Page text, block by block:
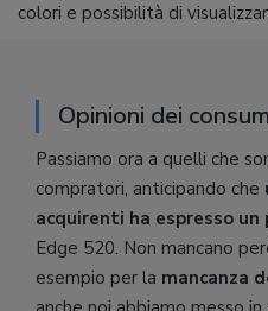
colori e possibilità di
Opinioni dei
Passiamo ora a quelli che
compratori, anticipando che
acquirenti ha espresso
Edge 520. Non mancano
esempio per la mancanza